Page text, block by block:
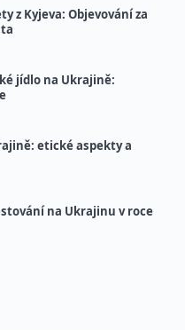
z Kyjeva: Objevování za
jídlo na Ukrajině:
etické aspekty a
na Ukrajinu v roce